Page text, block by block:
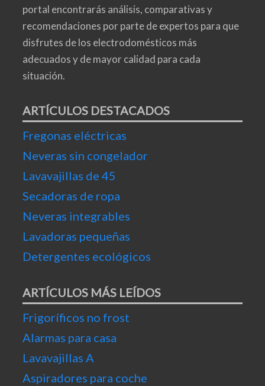
portal encontrarás análisis, comparativas y
recomendaciones por parte de expertos para que
disfrutes de los electrodomésticos más
adecuados y de mayor calidad para cada
situación.
ARTÍCULOS DESTACADOS
Fregonas eléctricas
Neveras sin congelador
Lavavajillas de 45
Secadoras de ropa
Neveras integrables
Lavadoras pequeñas
Detergentes ecológicos
ARTÍCULOS MÁS LEÍDOS
Frigoríficos no frost
Alarmas para casa
Lavavajillas A
Aspiradores para coche